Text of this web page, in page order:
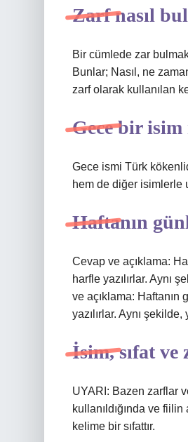
Zarf nasıl
Bir cümlede zar
Bunlar; Nasıl, ne
zarf olarak kullanılan
Gece bir
Gece ismi Türk
hem de diğer isimlerle
Haftanın
Cevap ve açıklama:
harfle yazılırlar. Aynı
ve açıklama:
yazılırlar. Aynı
İsim, sıfat ve
UYARI: Bazen zarflar
kullanıldığında ve fiilin
kelime bir sıfattır.